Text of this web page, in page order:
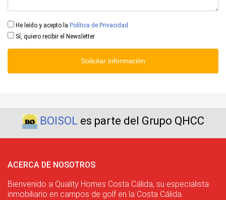
He leído y acepto la Política de Privacidad
Sí, quiero recibir el Newsletter
Solicitar información
BOISOLes parte del Grupo QHCC
ACERCA DE NOSOTROS
Bienvenido a Quality Homes Costa Cálida, su especialista
inmobiliario en campos de golf en la Costa Cálida.